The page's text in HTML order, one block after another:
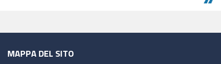
MAPPA DEL SITO